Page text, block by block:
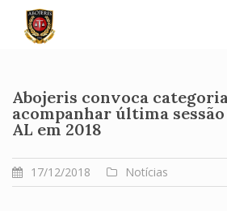
content
Abojeris convoca
acompanhar última
AL em 2018
17/12/2018 Notícias